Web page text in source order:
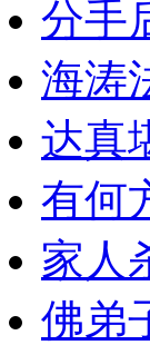
分手
海涛
达真
有何
家人
佛弟